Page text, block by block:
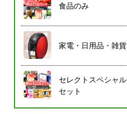
食品のみ
家電・日用品・雑貨
セレクトスペシャル
セット